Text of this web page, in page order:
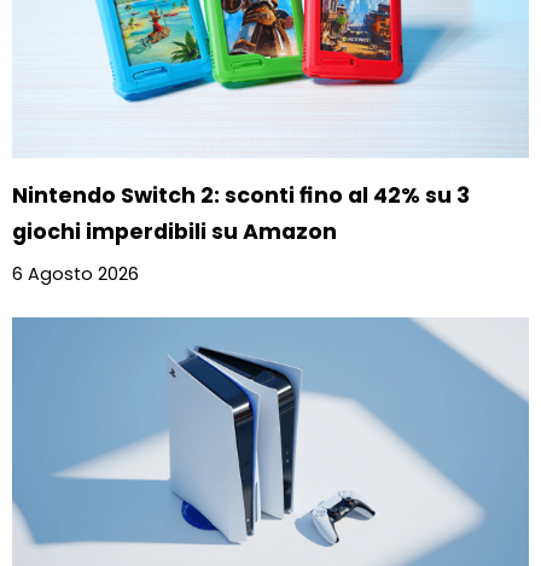
Nintendo Switch 2: sconti fino al 42% su 3
giochi imperdibili su Amazon
6 Agosto 2026